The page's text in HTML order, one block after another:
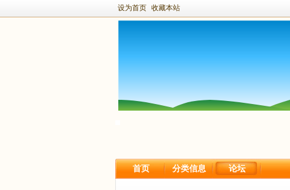
设为首页 收藏本站
首页 分类信息 论坛